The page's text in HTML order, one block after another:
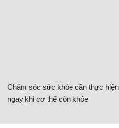
Chăm sóc sức khỏe cần thực hiện
ngay khi cơ thể còn khỏe